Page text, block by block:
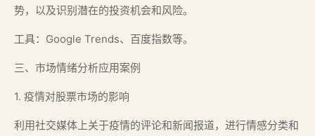
势，以及识别潜在的投资机会和风险。
工具：Google Trends、百度指数等。
三、市场情绪分析应用案例
1. 疫情对股票市场的影响
利用社交媒体上关于疫情的评论和新闻报道，进行情感分类和